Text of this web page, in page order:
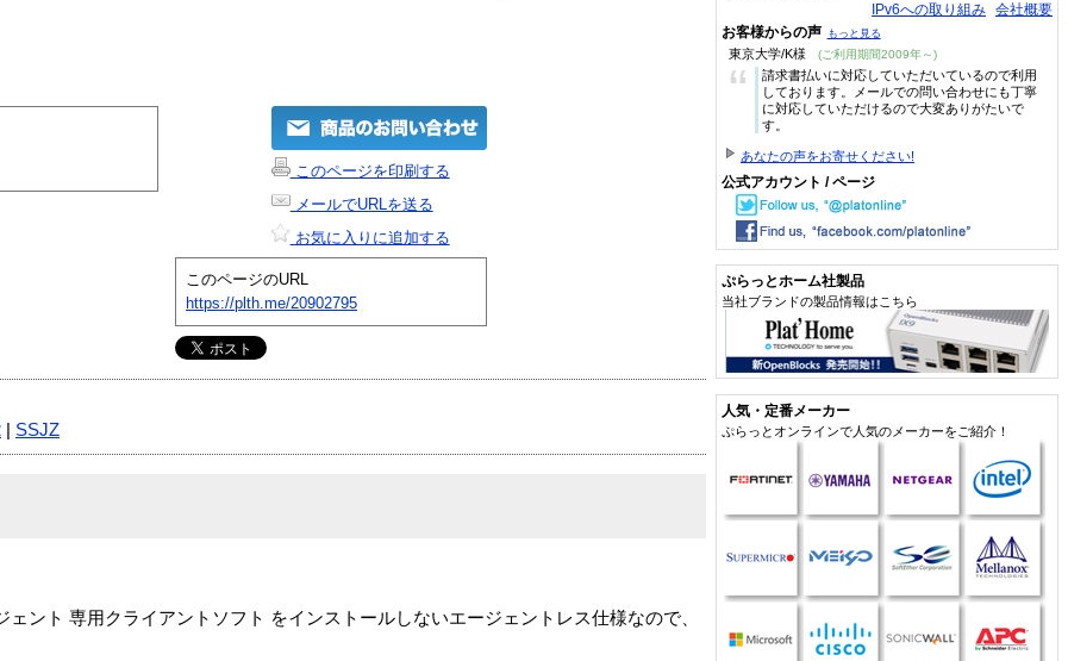
このページを印刷する
メールでURLを送る
お気に入りに追加する
このページのURL
https://plth.me/20902795
SSJZ
ント 専用クライアントソフト をインストールしないエージェントレス仕様なので、
IPv6への取り組み 会社概要
お客様からの声 もっと見る
東京大学/K様 (ご利用期間2009年～)
“
請求書払いに対応していただいているので利用
しております。メールでの問い合わせにも丁寧
に対応していただけるので大変ありがたいで
す。
あなたの声をお寄せください!
公式アカウント / ページ
ぷらっとホーム社製品
当社ブランドの製品情報はこちら
人気・定番メーカー
ぷらっとオンラインで人気のメーカーをご紹介！